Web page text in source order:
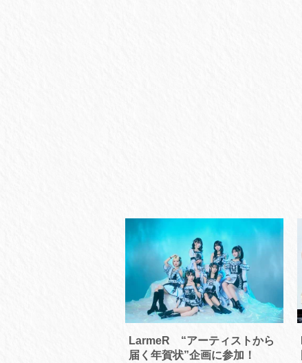
LarmeR “アーティストから
届く年賀状”企画に参加！